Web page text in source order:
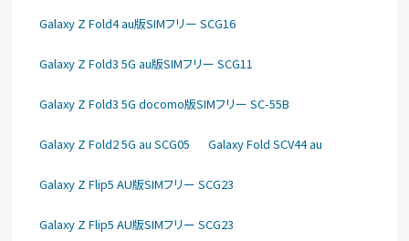
Galaxy Z Fold4 au版SIMフリー SCG16
Galaxy Z Fold3 5G au版SIMフリー SCG11
Galaxy Z Fold3 5G docomo版SIMフリー SC-55B
Galaxy Z Fold2 5G au SCG05 Galaxy Fold SCV44 au
Galaxy Z Flip5 AU版SIMフリー SCG23
Galaxy Z Flip5 AU版SIMフリー SCG23